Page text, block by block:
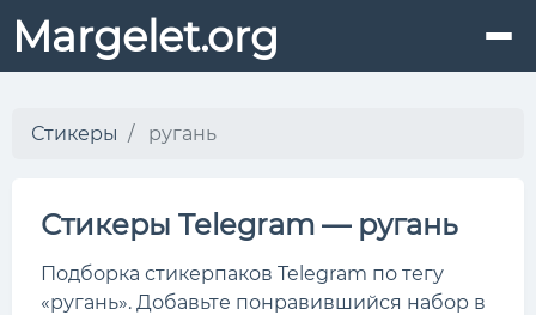
Margelet.org
Стикеры ругань
Стикеры Telegram — ругань
Подборка стикерпаков Telegram по тегу
«ругань». Добавьте понравившийся набор в